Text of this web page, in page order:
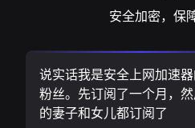
安全加密，保
说实话我是安全上网加速
粉丝。先订阅了一个月，
的妻子和女儿都订阅了